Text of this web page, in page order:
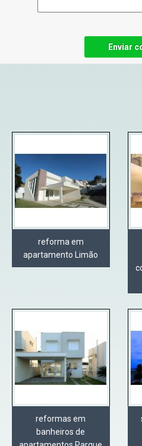
Enviar
reforma em
apartamento Limão
reformas em
banheiros de